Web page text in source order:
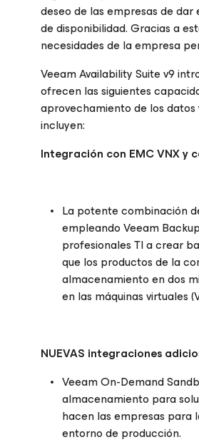
deseo de las empresas de
de disponibilidad. Gracias a
necesidades de la empresa
Veeam Availability Suite v9
ofrecen las siguientes
aprovechamiento de los
incluyen:
Integración con EMC VNX y
La potente combinación
empleando Veeam
profesionales TI a crear
que los productos de la
almacenamiento en dos
en las máquinas virtuales
NUEVAS integraciones
Veeam On-Demand
almacenamiento para
hacen las empresas para
entorno de producción.